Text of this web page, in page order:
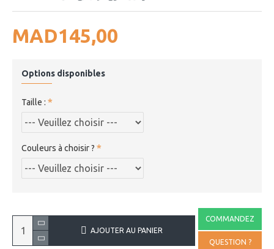
MAD145,00
Options disponibles
Taille :
Couleurs à choisir ?
AJOUTER AU PANIER
COMMANDEZ
QUESTION ?